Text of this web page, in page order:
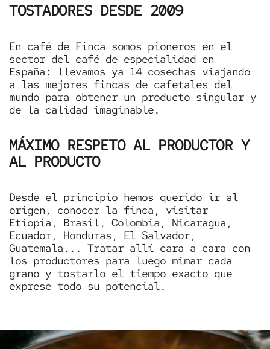
TOSTADORES DESDE 2009
En café de Finca somos pioneros en el
sector del café de especialidad en
España: llevamos ya 14 cosechas viajando
a las mejores fincas de cafetales del
mundo para obtener un producto singular y
de la calidad imaginable.
MÁXIMO RESPETO AL PRODUCTOR Y
AL PRODUCTO
Desde el principio hemos querido ir al
origen, conocer la finca, visitar
Etiopía, Brasil, Colombia, Nicaragua,
Ecuador, Honduras, El Salvador,
Guatemala... Tratar allí cara a cara con
los productores para luego mimar cada
grano y tostarlo el tiempo exacto que
exprese todo su potencial.